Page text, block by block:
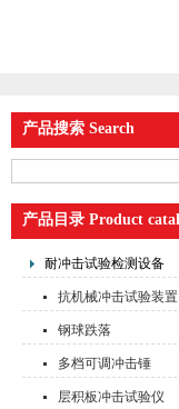
产品搜索 Search
产品目录 Product
耐冲击试验检测设备
抗机械冲击试验装置
钢球跌落
多档可调冲击锤
层积板冲击试验仪